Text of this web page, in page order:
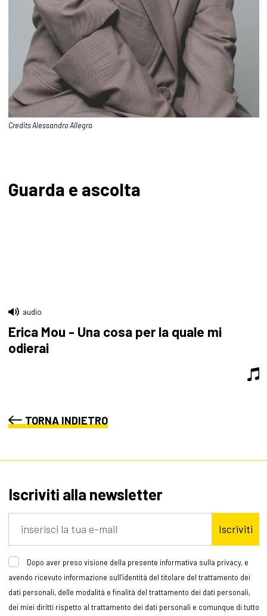
Credits Alessandro Allegra
Guarda e ascolta
audio
Erica Mou - Una cosa per la quale mi
odierai
TORNA INDIETRO
Iscriviti alla newsletter
Iscriviti
Dopo aver preso visione della presente informativa sulla privacy, e
avendo ricevuto informazione sull’identità del titolare del trattamento dei
dati personali, delle modalità e finalità del trattamento dei dati personali,
dei miei diritti rispetto al trattamento dei dati personali e comunque di tutto